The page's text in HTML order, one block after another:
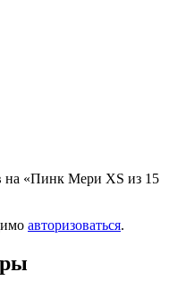
на «Пинк Мери XS из 15
авторизоваться.